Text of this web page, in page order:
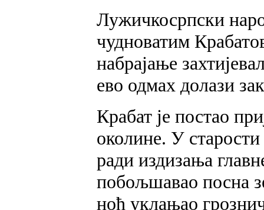
Лужичкосрпски
чудноватим
набрајање
ево одмах долази
Крабат је постао
околине. У старости
ради издизања
побољшавао посна
ноћ уклањао